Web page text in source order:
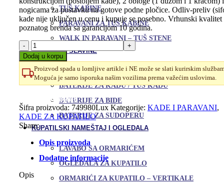
TUŠ KABINE
PARAVANI ZA TUŠ KABINE
WALK IN PARAVANI – TUŠ STENE
BATERIJE / SLAVINE
BATERIJE ZA LAVABO
BATERIJE ZA KADU / TUŠ KADU
BATERIJE ZA BIDE
BATERIJE ZA SUDOPERU
KUPATILSKI NAMEŠTAJ I OGLEDALA
LAVABO SA ORMARIĆEM
OGLEDALA ZA KUPATILO
ORMARIĆI ZA KUPATILO – VERTIKALE
75.610,00 RSD.
nogicama za postavku na gotove podne pločice. Odliv-preliv
kade nije uključen u cenu i kupuje se posebno. Vrhunski kvalitet
poznatog brenda sa garancijom 10 godina.
Kolpa
San
Kada
170x75
Tamia
Samostojeća
količina
Dodaj u korpu
Proizvod spada u lomljive artikle i NE može se slati kurirskim
Moguća je samo isporuka našim vozilima prema važećim uslovima.
Dodaj u omiljene
Šifra proizvoda: 749980Lux Kategorije: KADE I PARAVANI,
KADE ZA KUPATILO
Share:
Opis proizvoda
Dodatne informacije
Opis